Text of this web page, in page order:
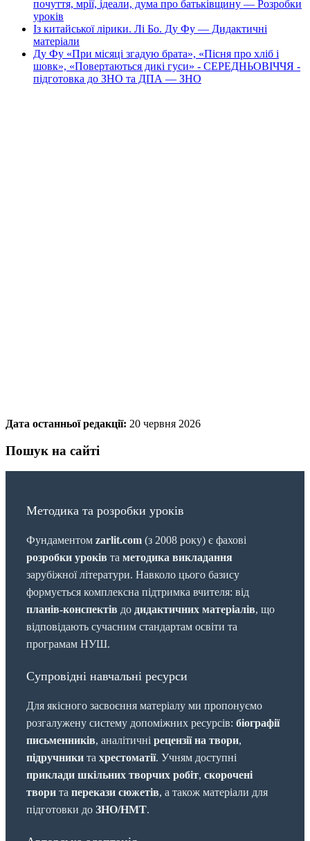
почуття, мрії, ідеали, дума про батьківщину — Розробки
уроків
Із китайської лірики. Лі Бо. Ду Фу — Дидактичні
матеріали
Ду Фу «При місяці згадую брата», «Пісня про хліб і
шовк», «Повертаються дикі гуси» - СЕРЕДНЬОВІЧЧЯ -
підготовка до ЗНО та ДПА — ЗНО
Дата останньої редакції: 20 червня 2026
Пошук на сайті
Методика та розробки уроків
Фундаментом zarlit.com (з 2008 року) є фахові
розробки уроків та методика викладання
зарубіжної літератури. Навколо цього базису
формується комплексна підтримка вчителя: від
планів-конспектів до дидактичних матеріалів, що
відповідають сучасним стандартам освіти та
програмам НУШ.
Супровідні навчальні ресурси
Для якісного засвоєння матеріалу ми пропонуємо
розгалужену систему допоміжних ресурсів: біографії
письменників, аналітичні рецензії на твори,
підручники та хрестоматії. Учням доступні
приклади шкільних творчих робіт, скорочені
твори та перекази сюжетів, а також матеріали для
підготовки до ЗНО/НМТ.